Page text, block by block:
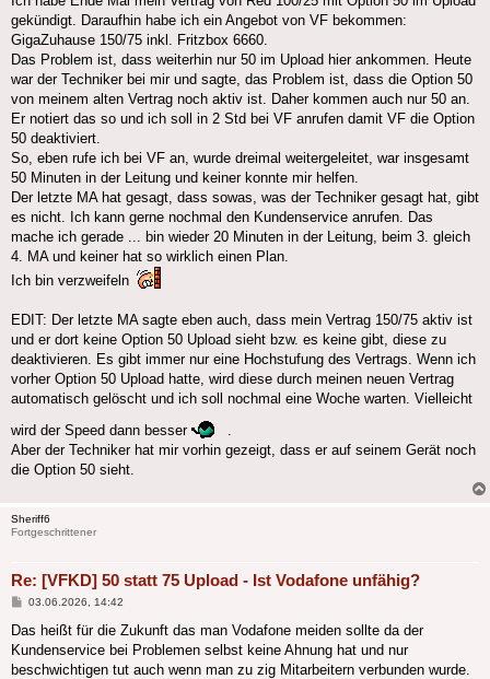
gekündigt. Daraufhin habe ich ein Angebot von VF bekommen:
GigaZuhause 150/75 inkl. Fritzbox 6660.
Das Problem ist, dass weiterhin nur 50 im Upload hier ankommen. Heute
war der Techniker bei mir und sagte, das Problem ist, dass die Option 50
von meinem alten Vertrag noch aktiv ist. Daher kommen auch nur 50 an.
Er notiert das so und ich soll in 2 Std bei VF anrufen damit VF die Option
50 deaktiviert.
So, eben rufe ich bei VF an, wurde dreimal weitergeleitet, war insgesamt
50 Minuten in der Leitung und keiner konnte mir helfen.
Der letzte MA hat gesagt, dass sowas, was der Techniker gesagt hat, gibt
es nicht. Ich kann gerne nochmal den Kundenservice anrufen. Das
mache ich gerade ... bin wieder 20 Minuten in der Leitung, beim 3. gleich
4. MA und keiner hat so wirklich einen Plan.
Ich bin verzweifeln
EDIT: Der letzte MA sagte eben auch, dass mein Vertrag 150/75 aktiv ist
und er dort keine Option 50 Upload sieht bzw. es keine gibt, diese zu
deaktivieren. Es gibt immer nur eine Hochstufung des Vertrags. Wenn ich
vorher Option 50 Upload hatte, wird diese durch meinen neuen Vertrag
automatisch gelöscht und ich soll nochmal eine Woche warten. Vielleicht
wird der Speed dann besser
.
Aber der Techniker hat mir vorhin gezeigt, dass er auf seinem Gerät noch
die Option 50 sieht.
Sheriff6
Fortgeschrittener
Re: [VFKD] 50 statt 75 Upload - Ist Vodafone unfähig?
Beitrag
03.06.2026, 14:42
Das heißt für die Zukunft das man Vodafone meiden sollte da der
Kundenservice bei Problemen selbst keine Ahnung hat und nur
beschwichtigen tut auch wenn man zu zig Mitarbeitern verbunden wurde.